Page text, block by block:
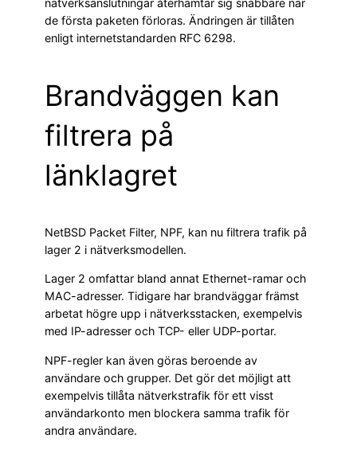
nätverksanslutningar återhämtar sig snabbare när
de första paketen förloras. Ändringen är tillåten
enligt internetstandarden RFC 6298.
Brandväggen kan
filtrera på
länklagret
NetBSD Packet Filter, NPF, kan nu filtrera trafik på
lager 2 i nätverksmodellen.
Lager 2 omfattar bland annat Ethernet-ramar och
MAC-adresser. Tidigare har brandväggar främst
arbetat högre upp i nätverksstacken, exempelvis
med IP-adresser och TCP- eller UDP-portar.
NPF-regler kan även göras beroende av
användare och grupper. Det gör det möjligt att
exempelvis tillåta nätverkstrafik för ett visst
användarkonto men blockera samma trafik för
andra användare.